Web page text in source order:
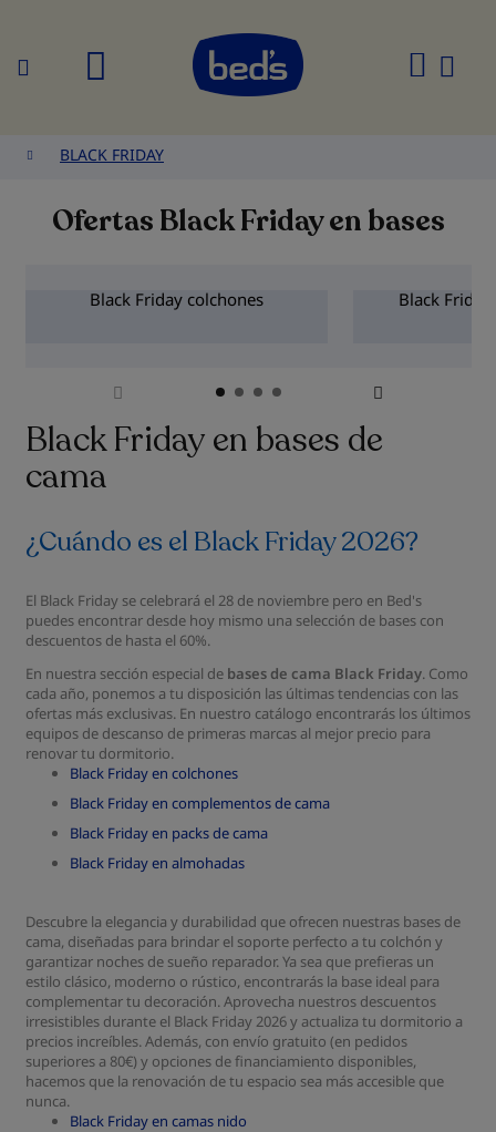
Buscar
BLACK FRIDAY
Ofertas Black Friday en bases
Black Friday colchones Black
Black Friday en bases de
cama
¿Cuándo es el Black Friday 2026?
El Black Friday se celebrará el 28 de noviembre pero en Bed's
puedes encontrar desde hoy mismo una selección de bases con
descuentos de hasta el 60%.
En nuestra sección especial de bases de cama Black Friday. Como
cada año, ponemos a tu disposición las últimas tendencias con las
ofertas más exclusivas. En nuestro catálogo encontrarás los últimos
equipos de descanso de primeras marcas al mejor precio para
renovar tu dormitorio.
Black Friday en colchones
Black Friday en complementos de cama
Black Friday en packs de cama
Black Friday en almohadas
Descubre la elegancia y durabilidad que ofrecen nuestras bases de
cama, diseñadas para brindar el soporte perfecto a tu colchón y
garantizar noches de sueño reparador. Ya sea que prefieras un
estilo clásico, moderno o rústico, encontrarás la base ideal para
complementar tu decoración. Aprovecha nuestros descuentos
irresistibles durante el Black Friday 2026 y actualiza tu dormitorio a
precios increíbles. Además, con envío gratuito (en pedidos
superiores a 80€) y opciones de financiamiento disponibles,
hacemos que la renovación de tu espacio sea más accesible que
nunca.
Black Friday en camas nido